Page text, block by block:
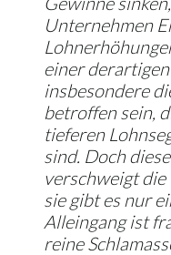
Unternehmen
einer
insbesondere
betroffen sein,
tieferen
sind. Doch
verschweigt
sie gibt es nur
Alleingang ist
reine